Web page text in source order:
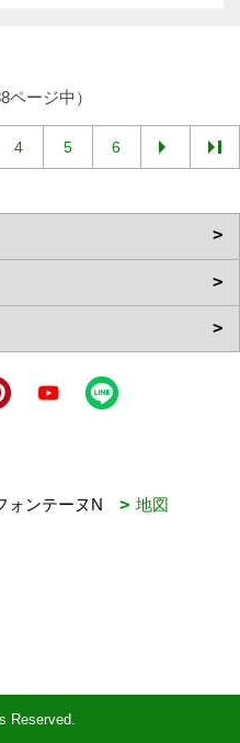
ページ中）
4 5 6
ォンテーヌN
地図
Reserved.